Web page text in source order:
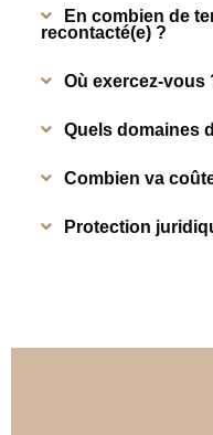
En combien de
recontacté(e) ?
Où exercez-vous
Quels domaines
Combien va
Protection